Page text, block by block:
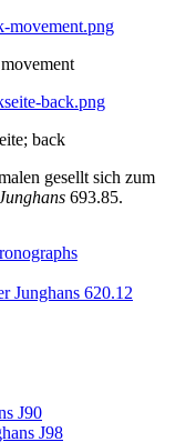
back
gesellt sich zum
693.85.
Junghans 620.12
J90
J98